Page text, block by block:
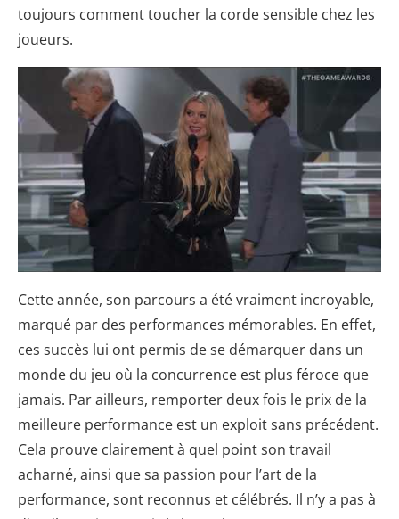
toujours comment toucher la corde sensible chez les
joueurs.
Cette année, son parcours a été vraiment incroyable,
marqué par des performances mémorables. En effet,
ces succès lui ont permis de se démarquer dans un
monde du jeu où la concurrence est plus féroce que
jamais. Par ailleurs, remporter deux fois le prix de la
meilleure performance est un exploit sans précédent.
Cela prouve clairement à quel point son travail
acharné, ainsi que sa passion pour l’art de la
performance, sont reconnus et célébrés. Il n’y a pas à